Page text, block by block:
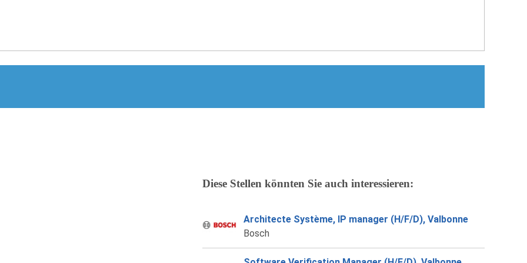
Diese Stellen könnten Sie auch interessieren:
Architecte Système, IP manager (H/F/D), Valbonne
Bosch